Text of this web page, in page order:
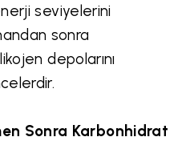
seviyelerini
sonra
depolarını
Sonra Karbonhidrat